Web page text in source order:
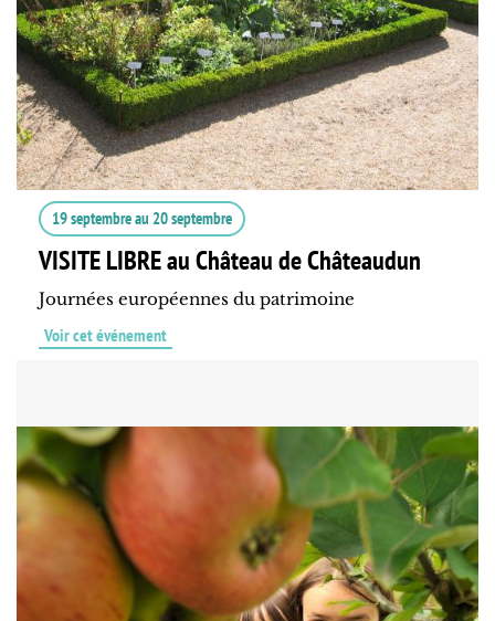
19 septembreau 20 septembre
VISITE LIBRE au Château de Châteaudun
Journées européennes du patrimoine
Voir cet événement